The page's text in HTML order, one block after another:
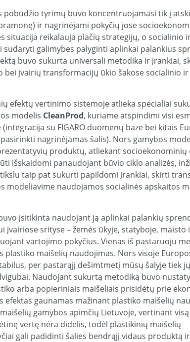
pobūdžio tyrimų buvo koncentruojamasi tik į
ir nagrinėjami pokyčių jose
situacija reikalauja plačių strategijų, o socialinio
galimybes palyginti aplinkai palankius
buvo sukurta universali metodika ir įrankiai,
bei įvairių transformacijų ūkio šakose socialinio ir
efektų vertinimo sistemoje atlieka specialiai
modelis CleanProd, kuriame atspindimi visi
su FIGARO duomenų baze bei kitais
nagrinėjamas šalis). Nors gamybos
produktų, atliekant socioekonominių
išskaidomi panaudojant būvio ciklo analizės,
taip pat sukurti papildomi įrankiai, skirti
modeliavime naudojamos socialinės apskaitos
įsitikinta naudojant ją aplinkai palankių
srityse – žemės ūkyje, statyboje, maisto
vartojimo pokyčius. Vienas iš pastaruoju
plastiko maišelių naudojimas. Nors visoje
per pastarąjį dešimtmetį mūsų šalyje tiek
Naudojant sukurtą metodiką buvo
arba popieriniais maišeliais prisidėtų prie
efektas gaunamas mažinant plastiko maišelių
gamybos apimčių Lietuvoje, vertinant
vertę nėra didelis, todėl plastikinių maišelių
gali padidinti šalies bendrąjį vidaus produktą ir